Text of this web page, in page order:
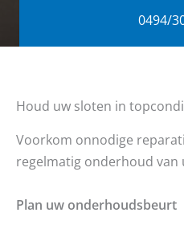
0494/
Houd uw sloten in
Voorkom onnodige
regelmatig onderhoud van
Plan uw onderhoudsbeurt